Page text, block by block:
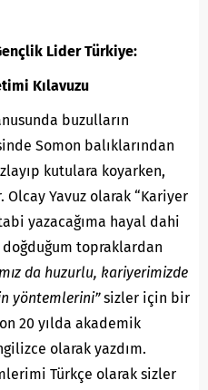
Lider Türkiye:
Kılavuzu
buzulların
Somon balıklarından
kutulara koyarken,
Olcay Yavuz olarak “Kariyer
yazacağıma hayal dahi
topraklardan
da huzurlu, kariyerimizde
yöntemlerini”sizler için bir
20 yılda akademik
olarak yazdım.
Türkçe olarak sizler